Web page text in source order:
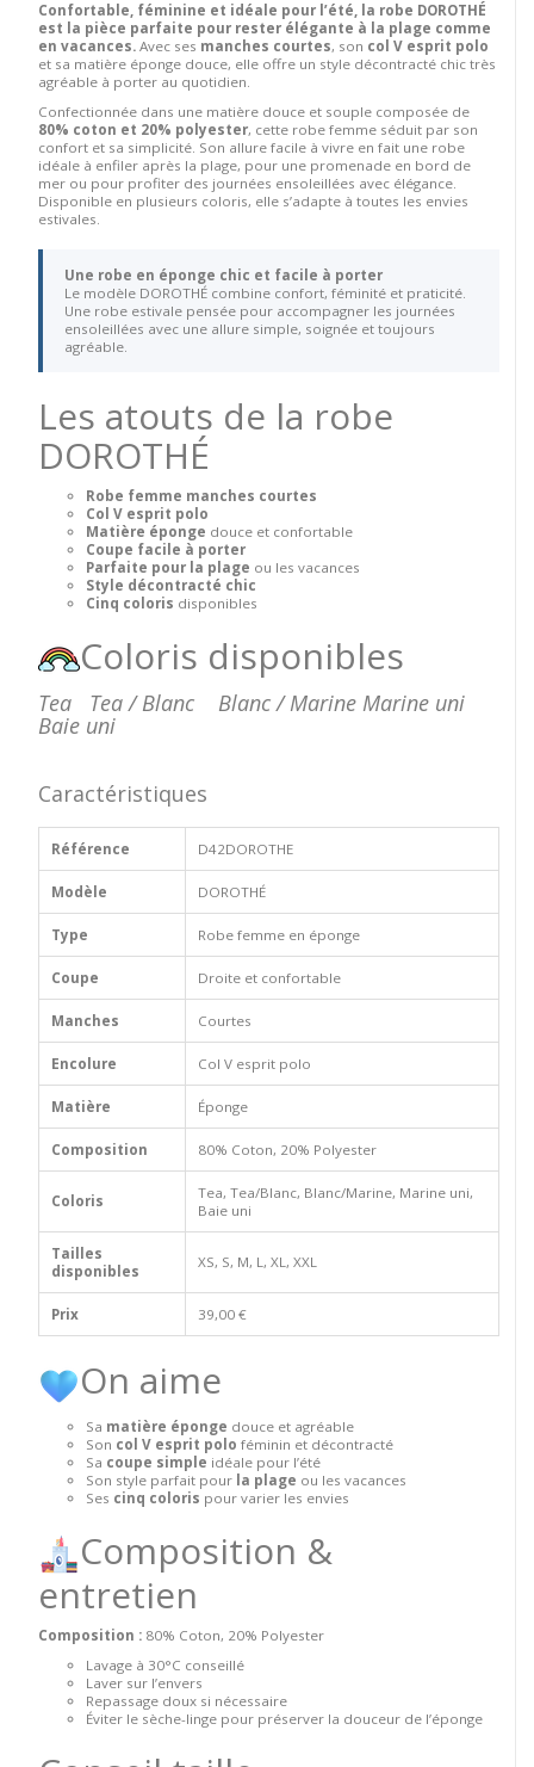
Confortable, féminine et idéale pour l’été, la robe DOROTHÉ
est la pièce parfaite pour rester élégante à la plage comme
en vacances. Avec ses manches courtes, son col V esprit polo
et sa matière éponge douce, elle offre un style décontracté chic très
agréable à porter au quotidien.
Confectionnée dans une matière douce et souple composée de
80% coton et 20% polyester, cette robe femme séduit par son
confort et sa simplicité. Son allure facile à vivre en fait une robe
idéale à enfiler après la plage, pour une promenade en bord de
mer ou pour profiter des journées ensoleillées avec élégance.
Disponible en plusieurs coloris, elle s’adapte à toutes les envies
estivales.
Une robe en éponge chic et facile à porter
Le modèle DOROTHÉ combine confort, féminité et praticité.
Une robe estivale pensée pour accompagner les journées
ensoleillées avec une allure simple, soignée et toujours
agréable.
Les atouts de la robe
DOROTHÉ
Robe femme manches courtes
Col V esprit polo
Matière éponge douce et confortable
Coupe facile à porter
Parfaite pour la plage ou les vacances
Style décontracté chic
Cinq coloris disponibles
Coloris disponibles
Tea Tea / Blanc Blanc / Marine Marine uni
Baie uni
Caractéristiques
Référence D42DOROTHE
Modèle DOROTHÉ
Type Robe femme en éponge
Coupe Droite et confortable
Manches Courtes
Encolure Col V esprit polo
Matière Éponge
Composition 80% Coton, 20% Polyester
Coloris
Tea, Tea/Blanc, Blanc/Marine, Marine uni,
Baie uni
Tailles
disponibles
XS, S, M, L, XL, XXL
Prix 39,00 €
On aime
Sa matière éponge douce et agréable
Son col V esprit polo féminin et décontracté
Sa coupe simple idéale pour l’été
Son style parfait pour la plage ou les vacances
Ses cinq coloris pour varier les envies
Composition &
entretien
Composition : 80% Coton, 20% Polyester
Lavage à 30°C conseillé
Laver sur l’envers
Repassage doux si nécessaire
Éviter le sèche-linge pour préserver la douceur de l’éponge